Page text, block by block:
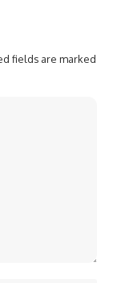
fields are marked